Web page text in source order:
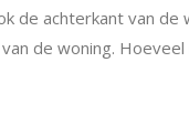
de achterkant van
de woning. Hoeveel